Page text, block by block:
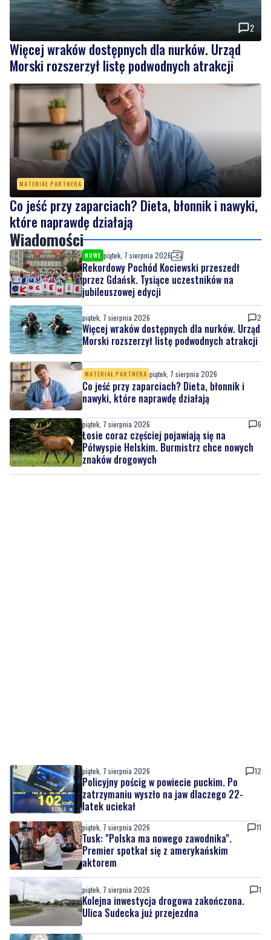
2
Więcej wraków dostępnych dla nurków. Urząd
Morski rozszerzył listę podwodnych atrakcji
MATERIAŁ PARTNERA
Co jeść przy zaparciach? Dieta, błonnik i nawyki,
które naprawdę działają
Wiadomości
NOWE piątek, 7 sierpnia 2026
Rekordowy Pochód Kociewski przeszedł
przez Gdańsk. Tysiące uczestników na
jubileuszowej edycji
piątek, 7 sierpnia 2026 2
Więcej wraków dostępnych dla nurków. Urząd
Morski rozszerzył listę podwodnych atrakcji
MATERIAŁ PARTNERA piątek, 7 sierpnia 2026
Co jeść przy zaparciach? Dieta, błonnik i
nawyki, które naprawdę działają
piątek, 7 sierpnia 2026 6
Łosie coraz częściej pojawiają się na
Półwyspie Helskim. Burmistrz chce nowych
znaków drogowych
piątek, 7 sierpnia 2026 12
Policyjny pościg w powiecie puckim. Po
zatrzymaniu wyszło na jaw dlaczego 22-
latek uciekał
piątek, 7 sierpnia 2026 11
Tusk: "Polska ma nowego zawodnika".
Premier spotkał się z amerykańskim
aktorem
piątek, 7 sierpnia 2026 1
Kolejna inwestycja drogowa zakończona.
Ulica Sudecka już przejezdna